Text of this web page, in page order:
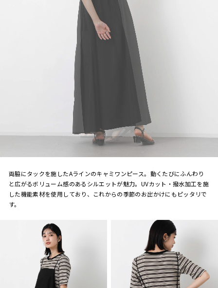
両脇にタックを施したAラインのキャミワンピース。動くたびにふんわり
と広がるボリューム感のあるシルエットが魅力。UVカット・撥水加工を施
した機能素材を使用しており、これからの季節のお出かけにもピッタリで
す。